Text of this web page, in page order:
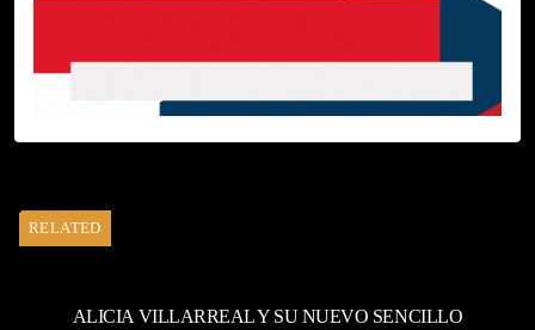
RELATED
ALICIA VILLARREAL Y SU NUEVO SENCILLO